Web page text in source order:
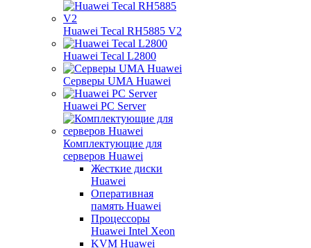
Huawei Tecal RH5885 V2
Huawei Tecal L2800
Серверы UMA Huawei
Huawei PC Server
Комплектующие для
серверов Huawei
Жесткие диски
Huawei
Оперативная
память Huawei
Процессоры
Huawei Intel Xeon
KVM Huawei